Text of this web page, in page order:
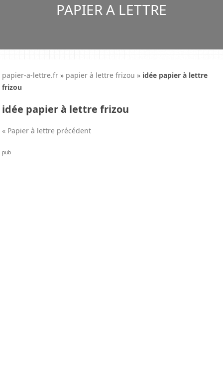
PAPIER A LETTRE
papier-a-lettre.fr » papier à lettre frizou » idée papier à lettre
frizou
idée papier à lettre frizou
« Papier à lettre précédent
pub